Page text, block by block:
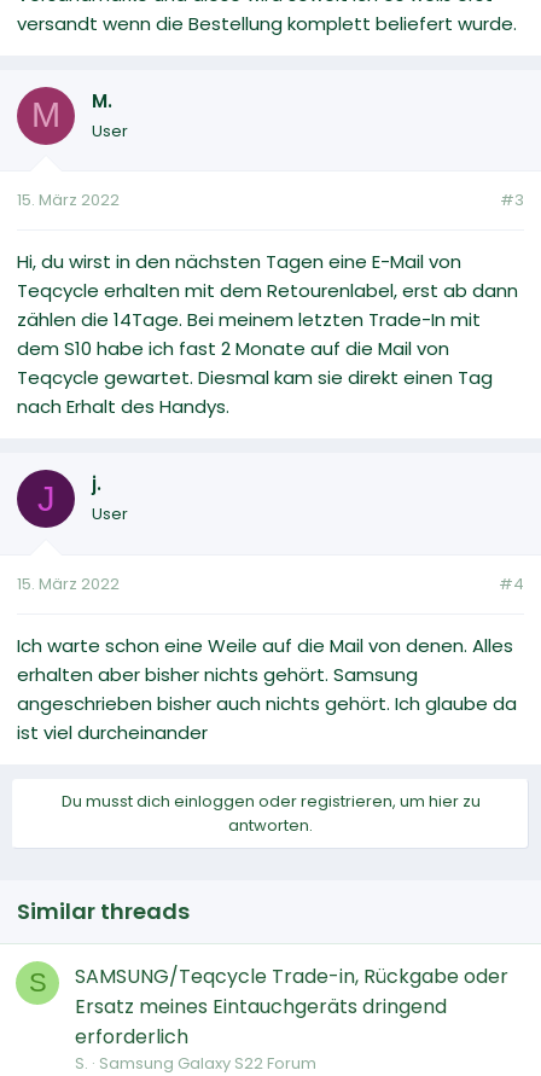
versandt wenn die Bestellung komplett beliefert wurde.
M M.
User
15. März 2022 #3
Hi, du wirst in den nächsten Tagen eine E-Mail von
Teqcycle erhalten mit dem Retourenlabel, erst ab dann
zählen die 14Tage. Bei meinem letzten Trade-In mit
dem S10 habe ich fast 2 Monate auf die Mail von
Teqcycle gewartet. Diesmal kam sie direkt einen Tag
nach Erhalt des Handys.
J j.
User
15. März 2022 #4
Ich warte schon eine Weile auf die Mail von denen. Alles
erhalten aber bisher nichts gehört. Samsung
angeschrieben bisher auch nichts gehört. Ich glaube da
ist viel durcheinander
Du musst dich einloggen oder registrieren, um hier zu
antworten.
Similar threads
S
SAMSUNG/Teqcycle Trade-in, Rückgabe oder
Ersatz meines Eintauchgeräts dringend
erforderlich
S. Samsung Galaxy S22 Forum